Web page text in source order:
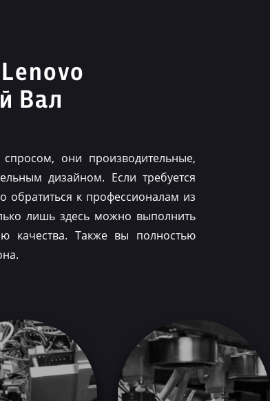
Вал
они производительные,
дизайном. Если требуется
обратиться к профессионалам из
лишь здесь можно выполнить
качества. Также вы полностью